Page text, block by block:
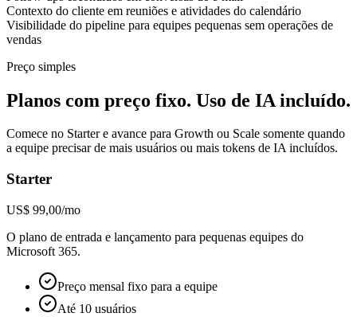
Contexto do cliente em reuniões e atividades do calendário
Visibilidade do pipeline para equipes pequenas sem operações de
vendas
Preço simples
Planos com preço fixo. Uso de IA incluído.
Comece no Starter e avance para Growth ou Scale somente quando
a equipe precisar de mais usuários ou mais tokens de IA incluídos.
Starter
US$ 99,00/mo
O plano de entrada e lançamento para pequenas equipes do
Microsoft 365.
Preço mensal fixo para a equipe
Até 10 usuários